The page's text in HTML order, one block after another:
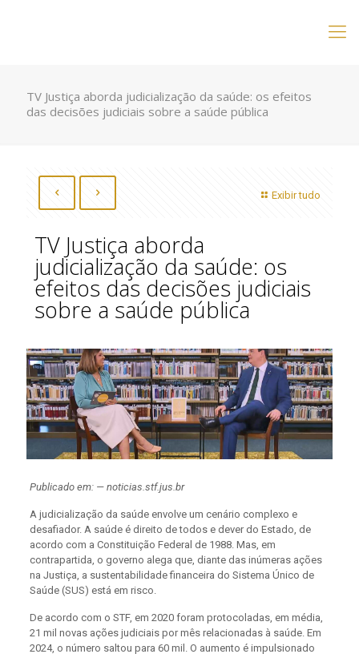
TV Justiça aborda judicialização da saúde: os efeitos
das decisões judiciais sobre a saúde pública
Exibir tudo
TV Justiça aborda
judicialização da saúde: os
efeitos das decisões judiciais
sobre a saúde pública
Publicado em: — noticias.stf.jus.br
A judicialização da saúde envolve um cenário complexo e
desafiador. A saúde é direito de todos e dever do Estado, de
acordo com a Constituição Federal de 1988. Mas, em
contrapartida, o governo alega que, diante das inúmeras ações
na Justiça, a sustentabilidade financeira do Sistema Único de
Saúde (SUS) está em risco.
De acordo com o STF, em 2020 foram protocoladas, em média,
21 mil novas ações judiciais por mês relacionadas à saúde. Em
2024, o número saltou para 60 mil. O aumento é impulsionado